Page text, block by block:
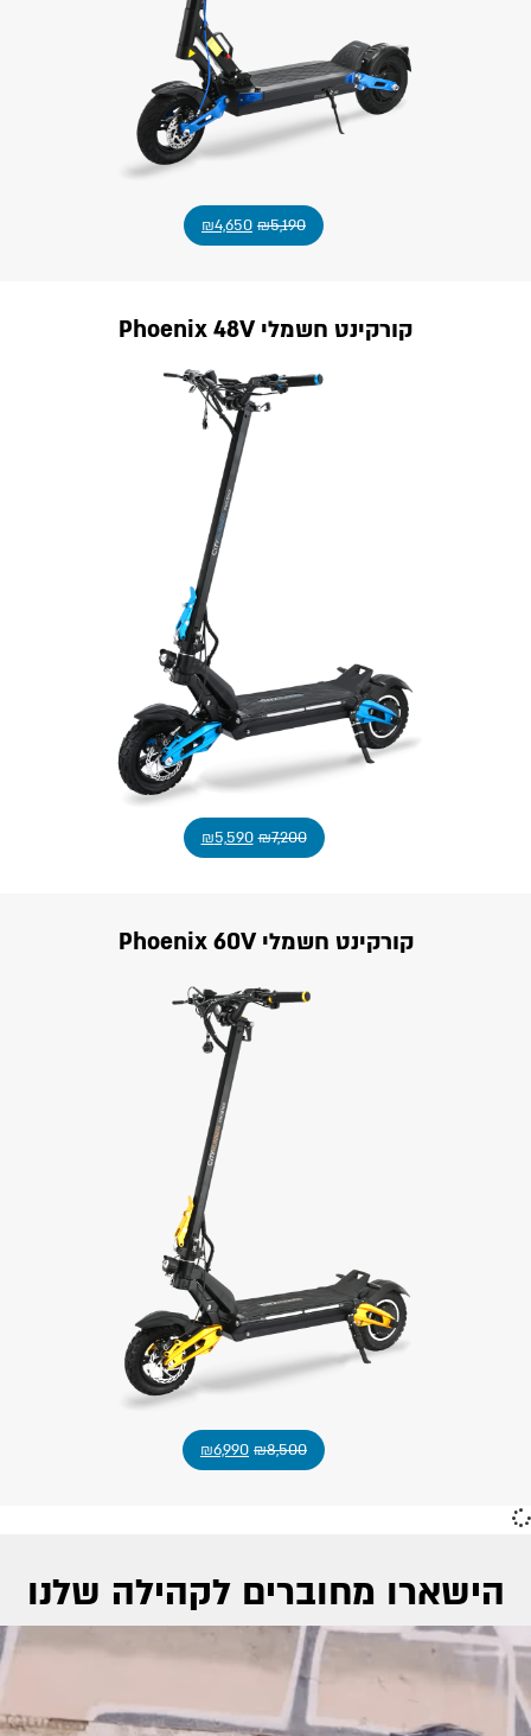
₪5,190
₪4,650
קורקינט חשמלי Phoenix 48V
₪7,200
₪5,590
קורקינט חשמלי Phoenix 60V
₪8,500
₪6,990
הישארו מחוברים לקהילה שלנו